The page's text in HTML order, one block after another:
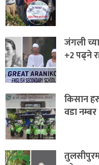
जंगली
+2 पढ्ने
किसान
वडा नम्बर